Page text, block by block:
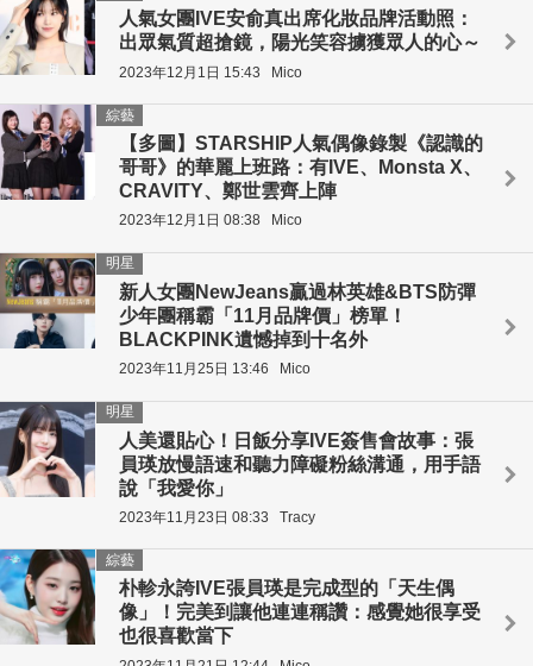
人氣女團IVE安俞真出席化妝品牌活動照：
出眾氣質超搶鏡，陽光笑容擄獲眾人的心～
2023年12月1日 15:43 Mico
【多圖】STARSHIP人氣偶像錄製《認識的
哥哥》的華麗上班路：有IVE、Monsta X、
CRAVITY、鄭世雲齊上陣
綜藝
2023年12月1日 08:38 Mico
新人女團NewJeans贏過林英雄&BTS防彈
少年團稱霸「11月品牌價」榜單！
BLACKPINK遺憾掉到十名外
明星
2023年11月25日 13:46 Mico
人美還貼心！日飯分享IVE簽售會故事：張
員瑛放慢語速和聽力障礙粉絲溝通，用手語
說「我愛你」
明星
2023年11月23日 08:33 Tracy
朴軫永誇IVE張員瑛是完成型的「天生偶
像」！完美到讓他連連稱讚：感覺她很享受
也很喜歡當下
綜藝